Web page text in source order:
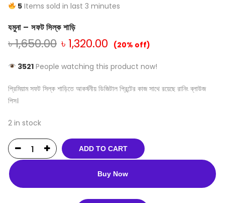
5Items sold in last 3 minutes
যমুনা – সফট সিল্ক শাড়ি
৳1,650.00 ৳ 1,320.00 (20% off)
3521People watching this product now!
প্রিমিয়াম সফট সিল্ক শাড়িতে আকর্ষনীয় ডিজিটাল প্রিন্টের কাজ সাথে রয়েছে রানিং ব্লাউজ
পিস।
2 in stock
ADD TO CART
Buy Now